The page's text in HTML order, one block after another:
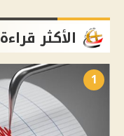
الأكثر قراءة
1